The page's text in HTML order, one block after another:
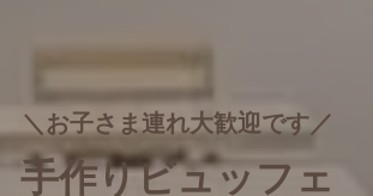
＼お子さま連れ大歓迎です／
手作りビュッフェ